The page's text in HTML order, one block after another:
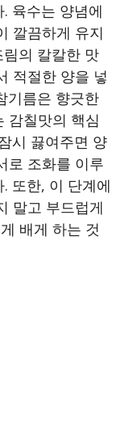
육수는 양념에
깔끔하게 유지
의 칼칼한 맛
적절한 양을 넣
기름은 향긋한
감칠맛의 핵심
시 끓여주면 양
로 조화를 이루
또한, 이 단계에
말고 부드럽게
배게 하는 것